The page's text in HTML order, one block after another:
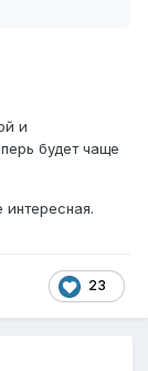
и
будет чаще
23